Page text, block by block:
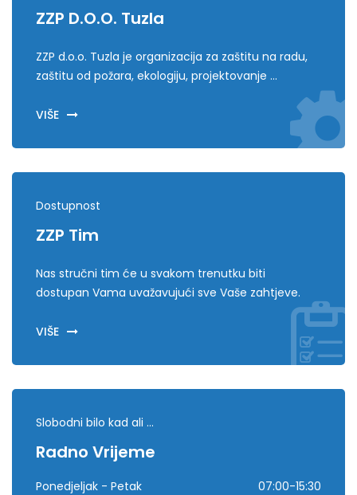
ZZP D.o.o. Tuzla
ZZP d.o.o. Tuzla je organizacija za zaštitu na radu,
zaštitu od požara, ekologiju, projektovanje ...
VIŠE
Dostupnost
ZZP Tim
Nas stručni tim će u svakom trenutku biti
dostupan Vama uvažavujući sve Vaše zahtjeve.
VIŠE
Slobodni bilo kad ali ...
Radno Vrijeme
Ponedjeljak - Petak
07:00-15:30